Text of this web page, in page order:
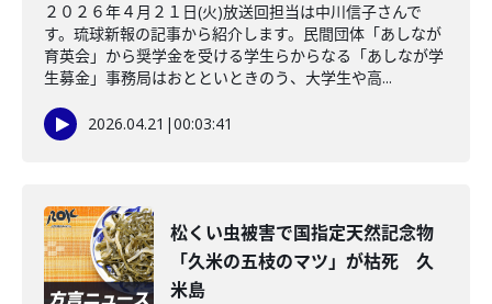
２０２６年４月２１日(火)放送回担当は中川信子さんで
す。琉球新報の記事から紹介します。民間団体「あしなが
育英会」から奨学金を受ける学生らからなる「あしなが学
生募金」事務局はおとといときのう、大学生や高...
2026.04.21 |00:03:41
松くい虫被害で国指定天然記念物
「久米の五枝のマツ」が枯死 久
米島